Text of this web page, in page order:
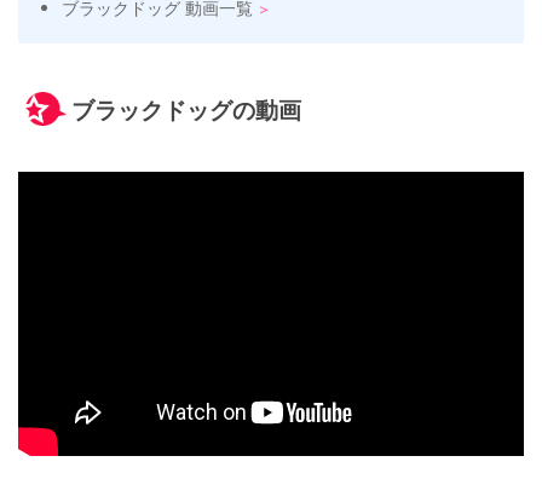
ブラックドッグ 動画一覧
ブラックドッグの動画